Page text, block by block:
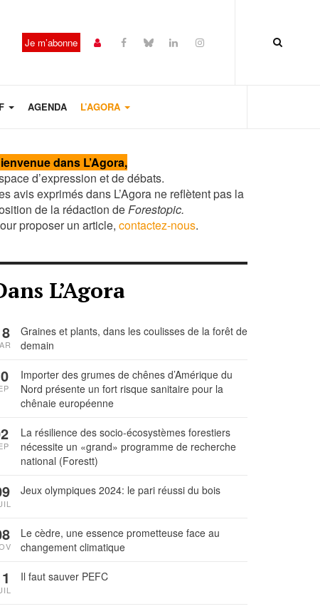
Je m’abonne
AGENDA L’AGORA
dans L’Agora,
d’expression et de débats.
avis exprimés dans L’Agora ne reflètent pas la
de la rédaction deForestopic.
proposer un article, contactez-nous.
L’Agora
Graines et plants, dans les coulisses de la forêt de
demain
Importer des grumes de chênes d’Amérique du
Nord présente un fort risque sanitaire pour la
chênaie européenne
La résilience des socio-écosystèmes forestiers
nécessite un «grand» programme de recherche
national (Forestt)
Jeux olympiques 2024: le pari réussi du bois
Le cèdre, une essence prometteuse face au
changement climatique
Il faut sauver PEFC